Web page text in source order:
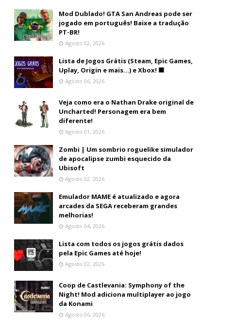
Mod Dublado! GTA San Andreas pode ser
jogado em português! Baixe a tradução
PT-BR!
Agosto 02, 2026
Lista de Jogos Grátis (Steam, Epic Games,
Uplay, Origin e mais...) e Xbox! 🟩
Agosto 06, 2026
Veja como era o Nathan Drake original de
Uncharted! Personagem era bem
diferente!
Agosto 01, 2026
Zombi | Um sombrio roguelike simulador
de apocalipse zumbi esquecido da
Ubisoft
Agosto 02, 2026
Emulador MAME é atualizado e agora
arcades da SEGA receberam grandes
melhorias!
Agosto 04, 2026
Lista com todos os jogos grátis dados
pela Epic Games até hoje!
Agosto 02, 2026
Coop de Castlevania: Symphony of the
Night! Mod adiciona multiplayer ao jogo
da Konami
Agosto 06, 2026